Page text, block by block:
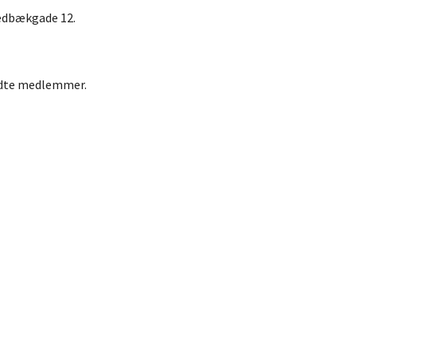
12.
medlemmer.